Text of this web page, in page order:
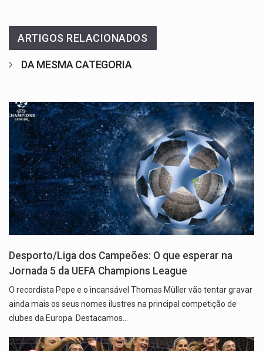
ARTIGOS RELACIONADOS
DA MESMA CATEGORIA
Desporto/Liga dos Campeões: O que esperar na
Jornada 5 da UEFA Champions League
O recordista Pepe e o incansável Thomas Müller vão tentar gravar
ainda mais os seus nomes ilustres na principal competição de
clubes da Europa. Destacamos…